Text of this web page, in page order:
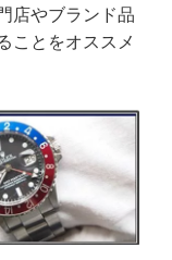
店やブランド品
ことをオススメ